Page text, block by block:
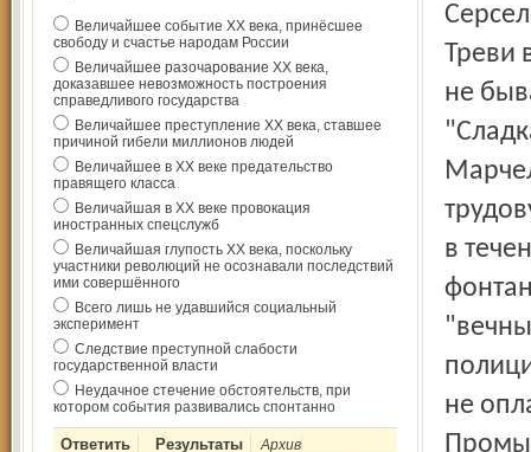
Величайшее событие ХХ века, принёсшее
свободу и счастье народам России
Величайшее разочарование ХХ века,
доказавшее невозможность построения
справедливого государства
Величайшее преступление ХХ века, ставшее
причиной гибели миллионов людей
Величайшее в ХХ веке предательство
правящего класса
Величайшая в ХХ веке провокация
иностранных спецслужб
Величайшая глупость ХХ века, поскольку
участники революций не осознавали последствий
ими совершённого
Всего лишь не удавшийся социальный
эксперимент
Следствие преступной слабости
государственной власти
Неудачное стечение обстоятельств, при
котором события развивались спонтанно
Архив
Треви
не
в
не